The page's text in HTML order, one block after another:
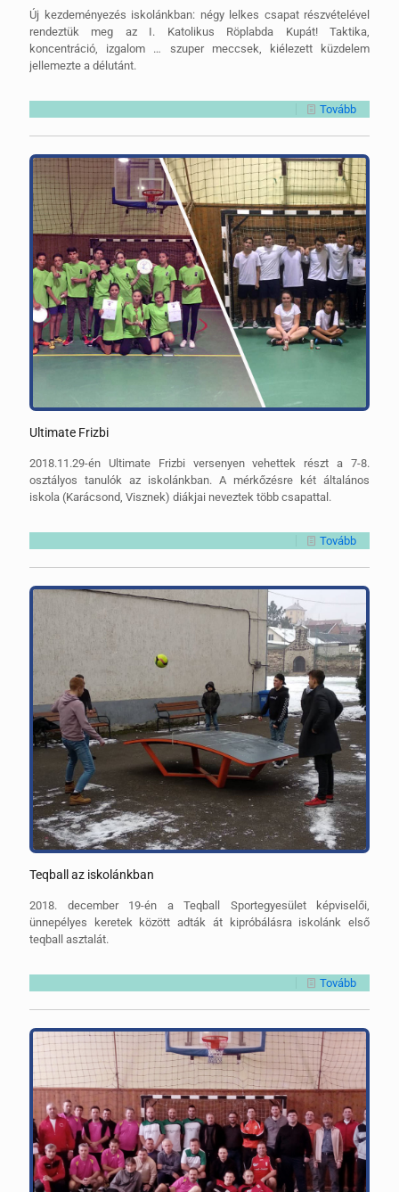
Új kezdeményezés iskolánkban: négy lelkes csapat részvételével
rendeztük meg az I. Katolikus Röplabda Kupát! Taktika,
koncentráció, izgalom … szuper meccsek, kiélezett küzdelem
jellemezte a délutánt.
Tovább
Ultimate Frizbi
2018.11.29-én Ultimate Frizbi versenyen vehettek részt a 7-8.
osztályos tanulók az iskolánkban. A mérkőzésre két általános
iskola (Karácsond, Visznek) diákjai neveztek több csapattal.
Tovább
Teqball az iskolánkban
2018. december 19-én a Teqball Sportegyesület képviselői,
ünnepélyes keretek között adták át kipróbálásra iskolánk első
teqball asztalát.
Tovább